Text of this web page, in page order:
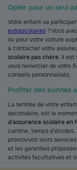
Opter pour un seul
Votre enfant va
extrascolaires ? Vous
ou pour votre voiture
à contacter votre
scolaire pas chère. Il est
vous remercier de votre
conseils personnalisés.
Profiter des bonnes
La rentrée de votre
secondaire, est le
d’assurance scolaire
cantine, temps
promouvoir leurs
et les garanties
activités facultatives et